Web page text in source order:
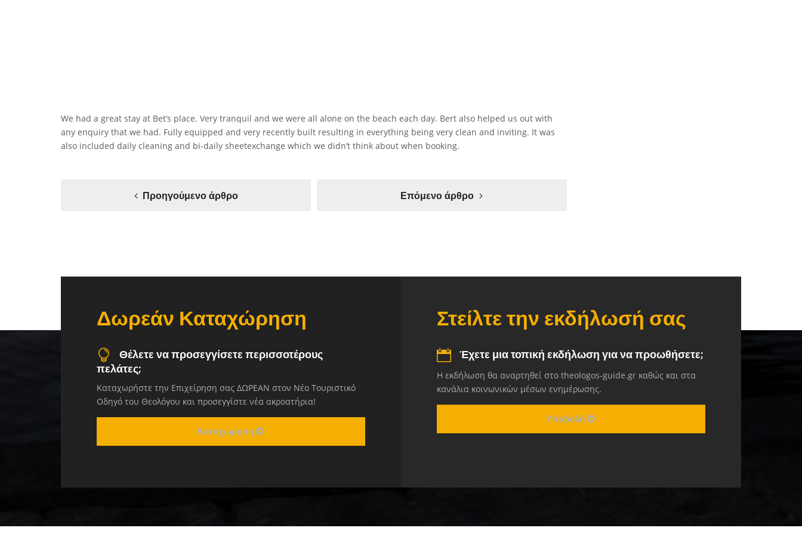
We had a great stay at Bet’s place. Very tranquil and we were all alone on the beach each day. Bert also helped us out with
any enquiry that we had. Fully equipped and very recently built resulting in everything being very clean and inviting. It was
also included daily cleaning and bi-daily sheetexchange which we didn’t think about when booking.
Προηγούμενο άρθρο Επόμενο άρθρο
Δωρεάν Καταχώρηση
Θέλετε να προσεγγίσετε περισσοτέρους
πελάτες;
Καταχωρήστε την Επιχείρηση σας ΔΩΡΕΑΝ στον Νέο Τουριστικό
Οδηγό του Θεολόγου και προσεγγίστε νέα ακροατήρια!
Καταχώρηση
Στείλτε την εκδήλωσή σας
Έχετε μια τοπική εκδήλωση για να προωθήσετε;
Η εκδήλωση θα αναρτηθεί στο theologos-guide.gr καθώς και στα
κανάλια κοινωνικών μέσων ενημέρωσης.
Υποβολή